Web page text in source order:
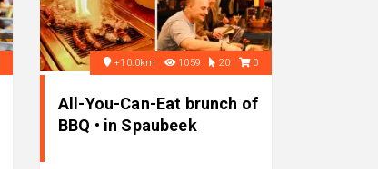
+10.0km 1059 20 0
All-You-Can-Eat brunch of
BBQ • in Spaubeek